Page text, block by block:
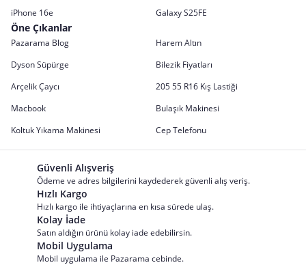
iPhone 16e Galaxy S25FE
Öne Çıkanlar
Pazarama Blog
Harem Altın
Dyson Süpürge
Bilezik Fiyatları
Arçelik Çaycı
205 55 R16 Kış Lastiği
Macbook
Bulaşık Makinesi
Koltuk Yıkama Makinesi
Cep Telefonu
Güvenli Alışveriş
Ödeme ve adres bilgilerini kaydederek güvenli alış veriş.
Hızlı Kargo
Hızlı kargo ile ihtiyaçlarına en kısa sürede ulaş.
Kolay İade
Satın aldığın ürünü kolay iade edebilirsin.
Mobil Uygulama
Mobil uygulama ile Pazarama cebinde.